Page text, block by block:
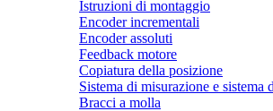
Istruzioni di montaggio
Encoder incrementali
Encoder assoluti
Feedback motore
Copiatura della posizione
Sistema di misurazione e sistema
Bracci a molla